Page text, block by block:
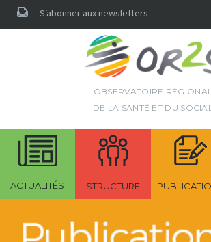
S‘abonner aux newsletters
OBSERVATOIRE
DE LA SANTÉ ET DU
ACTUALITÉS STRUCTURE